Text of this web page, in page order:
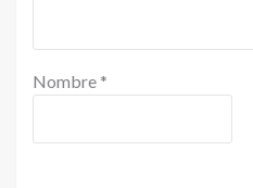
Nombre *